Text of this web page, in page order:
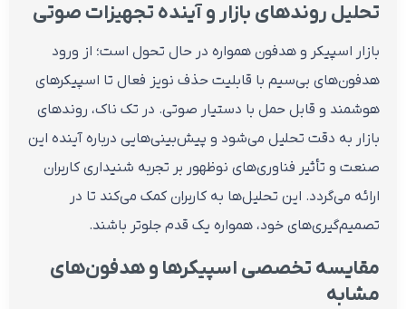
تحلیل روندهای بازار و آینده تجهیزات صوتی
بازار اسپیکر و هدفون همواره در حال تحول است؛ از ورود
هدفون‌های بی‌سیم با قابلیت حذف نویز فعال تا اسپیکرهای
هوشمند و قابل حمل با دستیار صوتی. در تک ناک، روندهای
بازار به دقت تحلیل می‌شود و پیش‌بینی‌هایی درباره آینده این
صنعت و تأثیر فناوری‌های نوظهور بر تجربه شنیداری کاربران
ارائه می‌گردد. این تحلیل‌ها به کاربران کمک می‌کند تا در
تصمیم‌گیری‌های خود، همواره یک قدم جلوتر باشند.
مقایسه تخصصی اسپیکرها و هدفون‌های
مشابه